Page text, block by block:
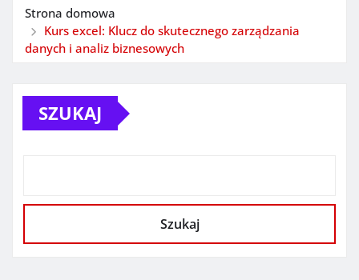
Strona domowa
Kurs excel: Klucz do skutecznego zarządzania
danych i analiz biznesowych
SZUKAJ
Szukaj